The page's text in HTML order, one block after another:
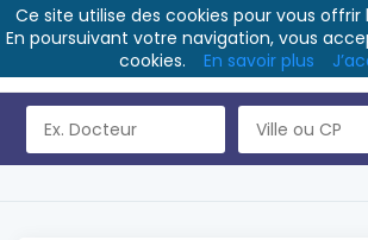
Ce site utilise des cookies pour vous offrir
En poursuivant votre navigation, vous
cookies.
En savoir plus